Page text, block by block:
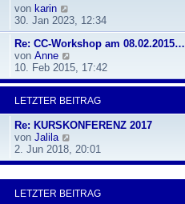
r
a
g
B
e
i
t
r
a
von karin
e
u
e
s
t
e
B
e
i
t
r
a
30. Jan 2023, 12:34
Re: CC-Workshop am 08.02.2015…
von Anne
e
u
e
s
t
e
B
e
r
10. Feb 2015, 17:42
LETZTER BEITRAG
Re: KURSKONFERENZ 2017
von Jalila
e
u
t
2. Jun 2018, 20:01
LETZTER BEITRAG